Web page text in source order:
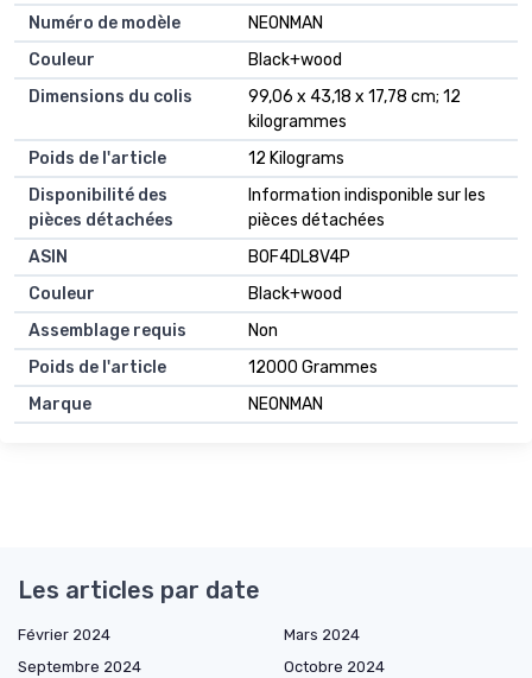
Numéro de modèle
‎NEONMAN
Couleur
‎Black+wood
Dimensions du colis
‎99,06 x 43,18 x 17,78 cm; 12
kilogrammes
Poids de l'article
‎12 Kilograms
Disponibilité des
pièces détachées
‎Information indisponible sur les
pièces détachées
ASIN
B0F4DL8V4P
Couleur
Black+wood
Assemblage requis
Non
Poids de l'article
12000 Grammes
Marque
NEONMAN
Les articles par date
Février 2024
Mars 2024
Septembre 2024
Octobre 2024